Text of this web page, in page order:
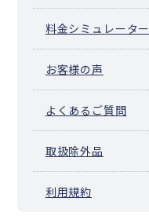
料金シミュレーター
お客様の声
よくあるご質問
取扱除外品
利用規約